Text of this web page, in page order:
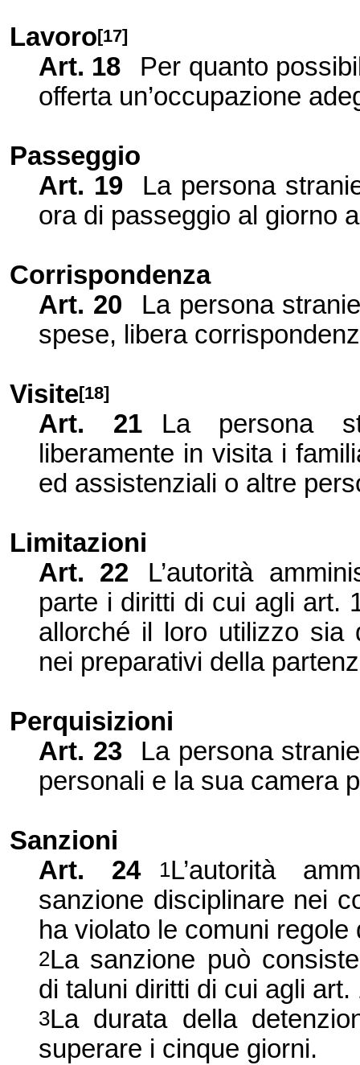
Lavoro[17]
Art. 18
Per quanto
offerta un’occupazione
Passeggio
Art. 19
La persona
ora di passeggio al giorno
Corrispondenza
Art. 20
La persona
spese, libera
Visite[18]
Art. 21
La persona
liberamente in visita i
ed assistenziali o altre
Limitazioni
Art. 22
L’autorità
parte i diritti di cui agli art.
allorché il loro utilizzo sia
nei preparativi della
Perquisizioni
Art. 23
La persona
personali e la sua camera
Sanzioni
Art. 24 1L’autorità
sanzione disciplinare nei
ha violato le comuni regole
2La sanzione può
di taluni diritti di cui agli art.
3La durata della
superare i cinque giorni.